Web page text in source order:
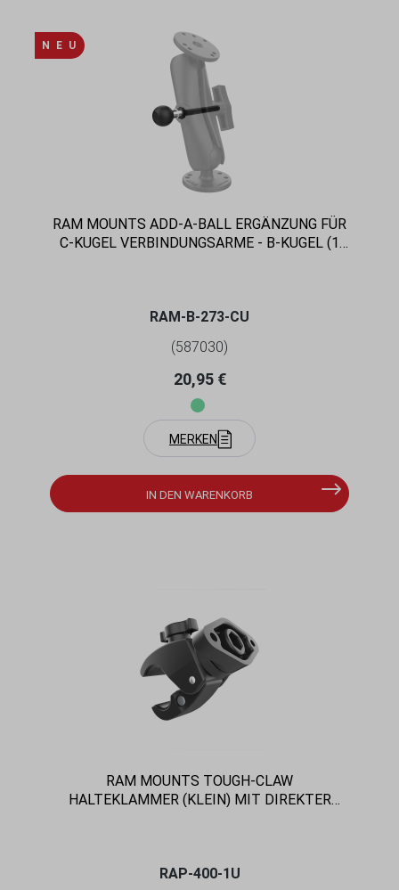
N E U
RAM MOUNTS ADD-A-BALL ERGÄNZUNG FÜR
C-KUGEL VERBINDUNGSARME - B-KUGEL (1
RAM-B-273-CU
(587030)
Regulärer Preis:
20,95 €
MERKEN
IN DEN WARENKORB
RAM MOUNTS TOUGH-CLAW
HALTEKLAMMER (KLEIN) MIT DIREKTER
RAP-400-1U